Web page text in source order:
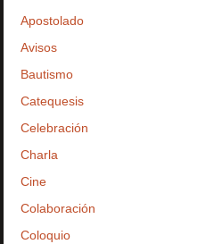
Apostolado
Avisos
Bautismo
Catequesis
Celebración
Charla
Cine
Colaboración
Coloquio